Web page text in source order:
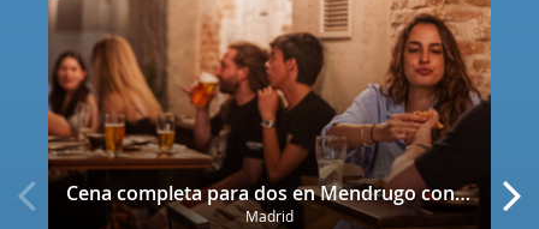
Cena completa para dos en Mendrugo con cerveza artesana incluida
Madrid